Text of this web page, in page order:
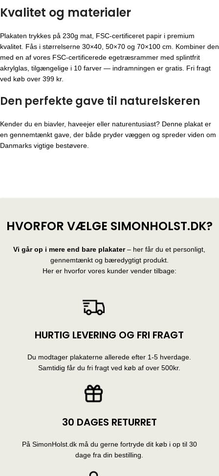
Kvalitet og materialer
Plakaten trykkes på 230g mat, FSC-certificeret papir i premium
kvalitet. Fås i størrelserne 30×40, 50×70 og 70×100 cm. Kombiner den
med en af vores FSC-certificerede egetræsrammer med splintfrit
akrylglas, tilgængelige i 10 farver — indramningen er gratis. Fri fragt
ved køb over 399 kr.
Den perfekte gave til naturelskeren
Kender du en biavler, haveejer eller naturentusiast? Denne plakat er
en gennemtænkt gave, der både pryder væggen og spreder viden om
Danmarks vigtige bestøvere.
HVORFOR VÆLGE SIMONHOLST.DK?
Vi går op i mere end bare plakater– her får du et personligt,
gennemtænkt og bæredygtigt produkt.
Her er hvorfor vores kunder vender tilbage:
HURTIG LEVERING OG FRI FRAGT
Du modtager plakaterne allerede efter 1-5 hverdage.
Samtidig får du fri fragt ved køb af over 500kr.
30 DAGES RETURRET
På SimonHolst.dk må du gerne fortryde dit køb i op til 30
dage fra din bestilling.